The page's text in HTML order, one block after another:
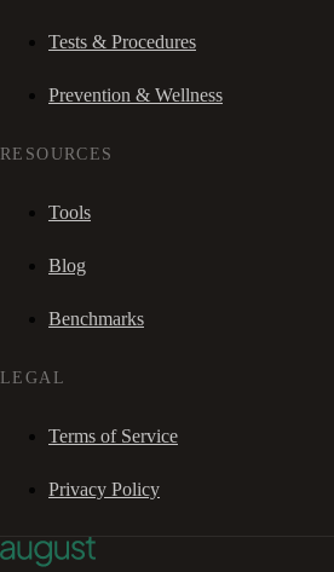
Tests & Procedures
Prevention & Wellness
RESOURCES
Tools
Blog
Benchmarks
LEGAL
Terms of Service
Privacy Policy